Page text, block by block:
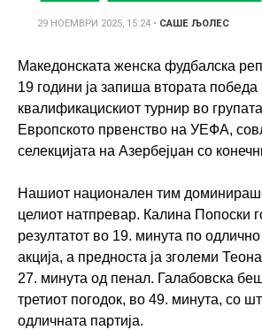
29 НОЕМВРИ 2025, 15:24 • САШЕ ЉОЛЕС
Македонската женска фудбалска
19 години ја запиша втората победа
квалификацискиот турнир во
Европското првенство на УЕФА,
селекцијата на Азербејџан со
Нашиот национален тим
целиот натпревар. Калина Попоски
резултатот во 19. минута по
акција, а предноста ја зголеми
27. минута од пенал. Галабовска
третиот погодок, во 49. минута, со
одличната партија.